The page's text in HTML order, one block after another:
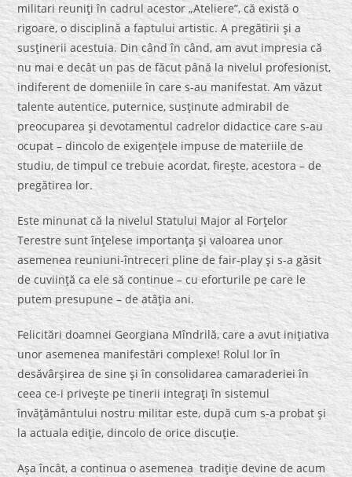
militari reuniţi în cadrul acestor „Ateliere”, că există o
rigoare, o disciplină a faptului artistic. A pregătirii şi a
susţinerii acestuia. Din când în când, am avut impresia că
nu mai e decât un pas de făcut până la nivelul profesionist,
indiferent de domeniile în care s-au manifestat. Am văzut
talente autentice, puternice, susţinute admirabil de
preocuparea şi devotamentul cadrelor didactice care s-au
ocupat – dincolo de exigenţele impuse de materiile de
studiu, de timpul ce trebuie acordat, fireşte, acestora – de
pregătirea lor.
Este minunat că la nivelul Statului Major al Forţelor
Terestre sunt înţelese importanţa şi valoarea unor
asemenea reuniuni-întreceri pline de fair-play şi s-a găsit
de cuviinţă ca ele să continue – cu eforturile pe care le
putem presupune – de atâţia ani.
Felicitări doamnei Georgiana Mîndrilă, care a avut iniţiativa
unor asemenea manifestări complexe! Rolul lor în
desăvârşirea de sine şi în consolidarea camaraderiei în
ceea ce-i priveşte pe tinerii integraţi în sistemul
învăţământului nostru militar este, după cum s-a probat şi
la actuala ediţie, dincolo de orice discuţie.
Aşa încât, a continua o asemenea tradiţie devine de acum